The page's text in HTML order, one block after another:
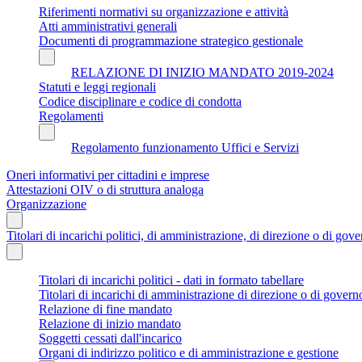
Riferimenti normativi su organizzazione e attività
Atti amministrativi generali
Documenti di programmazione strategico gestionale
RELAZIONE DI INIZIO MANDATO 2019-2024
Statuti e leggi regionali
Codice disciplinare e codice di condotta
Regolamenti
Regolamento funzionamento Uffici e Servizi
Oneri informativi per cittadini e imprese
Attestazioni OIV o di struttura analoga
Organizzazione
Titolari di incarichi politici, di amministrazione, di direzione o di
Titolari di incarichi politici - dati in formato tabellare
Titolari di incarichi di amministrazione di direzione o di
Relazione di fine mandato
Relazione di inizio mandato
Soggetti cessati dall'incarico
Organi di indirizzo politico e di amministrazione e gestione